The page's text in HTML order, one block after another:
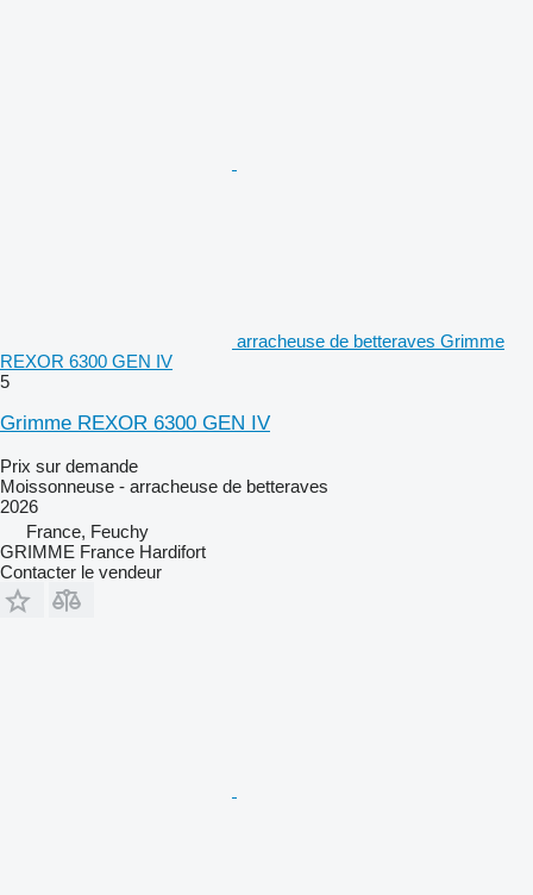
arracheuse de betteraves Grimme
REXOR 6300 GEN IV
5
Grimme REXOR 6300 GEN IV
Prix sur demande
Moissonneuse - arracheuse de betteraves
2026
France, Feuchy
GRIMME France Hardifort
Contacter le vendeur